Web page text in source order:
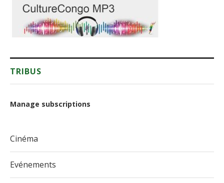
TRIBUS
Manage subscriptions
Cinéma
Evénements